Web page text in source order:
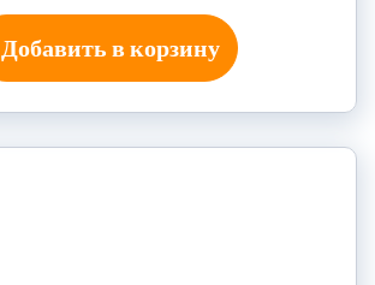
Добавить в корзину